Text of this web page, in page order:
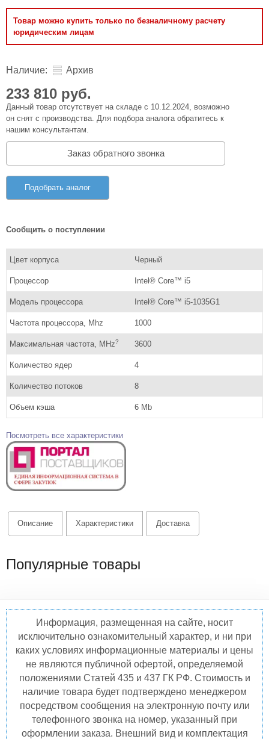
Товар можно купить только по безналичному расчету
юридическим лицам
Наличие: Архив
233 810 руб.
Данный товар отсутствует на складе с 10.12.2024, возможно
он снят с производства. Для подбора аналога обратитесь к
нашим консультантам.
Заказ обратного звонка
Подобрать аналог
Сообщить о поступлении
Цвет корпуса Черный
Процессор Intel® Core™ i5
Модель процессора Intel® Core™ i5-1035G1
Частота процессора, Mhz 1000
Максимальная частота, MHz? 3600
Количество ядер 4
Количество потоков 8
Объем кэша 6 Mb
Посмотреть все характеристики
Описание Характеристики Доставка
Популярные товары
Информация, размещенная на сайте, носит
исключительно ознакомительный характер, и ни при
каких условиях информационные материалы и цены
не являются публичной офертой, определяемой
положениями Статей 435 и 437 ГК РФ. Стоимость и
наличие товара будет подтверждено менеджером
посредством сообщения на электронную почту или
телефонного звонка на номер, указанный при
оформлении заказа. Внешний вид и комплектация